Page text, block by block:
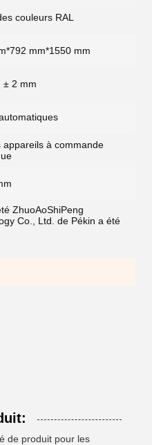
couleurs RAL
mm*1550 mm
± 2 mm
appareils à commande
ZhuoAoShiPeng
Co., Ltd. de Pékin a été
de produit pour les